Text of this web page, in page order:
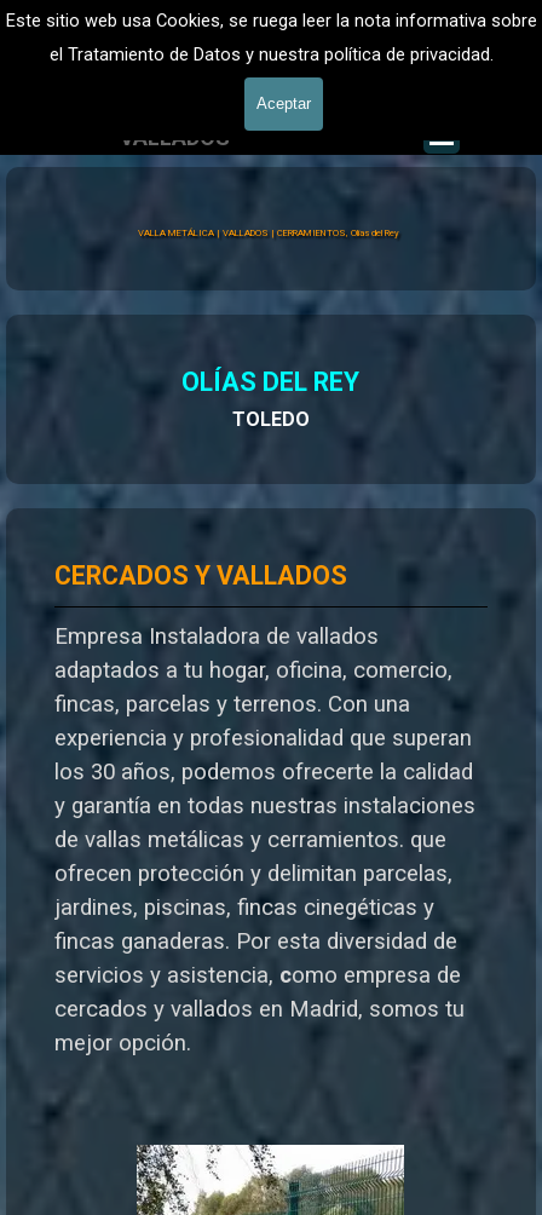
Este sitio web usa Cookies, se ruega leer la nota informativa sobre
el Tratamiento de Datos y nuestra política de privacidad.
Aceptar
Vaya al ContenidoVALLADOS METALICOS MADRID - VALLADO DE FINCAS
Valla Metálica y Vallados fincas
VALLADOS Valla Hércules
601 900 178
VALLA METÁLICA | VALLADOS | CERRAMIENTOS, Olias del Rey
OLÍAS DEL REY
TOLEDO
CERCADOS Y VALLADOS
Empresa Instaladora de vallados
adaptados a tu hogar, oficina, comercio,
fincas, parcelas y terrenos. Con una
experiencia y profesionalidad que superan
los 30 años, podemos ofrecerte la calidad
y garantía en todas nuestras instalaciones
de vallas metálicas y cerramientos. que
ofrecen protección y delimitan parcelas,
jardines, piscinas, fincas cinegéticas y
fincas ganaderas. Por esta diversidad de
servicios y asistencia, como empresa de
cercados y vallados en Madrid, somos tu
mejor opción.